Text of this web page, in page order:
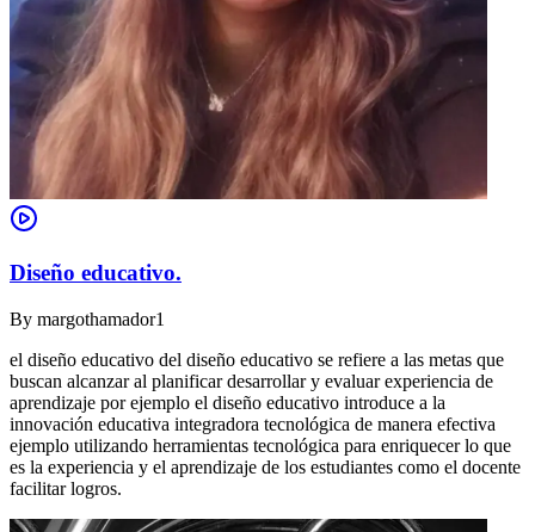
Diseño educativo.
By margothamador1
el diseño educativo del diseño educativo se refiere a las metas que
buscan alcanzar al planificar desarrollar y evaluar experiencia de
aprendizaje por ejemplo el diseño educativo introduce a la
innovación educativa integradora tecnológica de manera efectiva
ejemplo utilizando herramientas tecnológica para enriquecer lo que
es la experiencia y el aprendizaje de los estudiantes como el docente
facilitar logros.